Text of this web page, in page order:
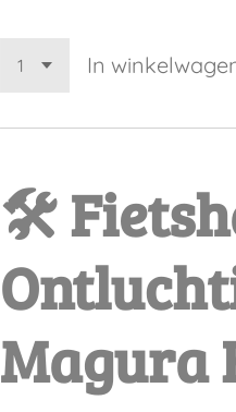
In
🛠️
Magura